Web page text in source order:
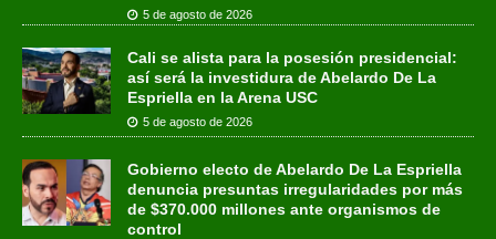
5 de agosto de 2026
Cali se alista para la posesión presidencial:
así será la investidura de Abelardo De La
Espriella en la Arena USC
5 de agosto de 2026
Gobierno electo de Abelardo De La Espriella
denuncia presuntas irregularidades por más
de $370.000 millones ante organismos de
control